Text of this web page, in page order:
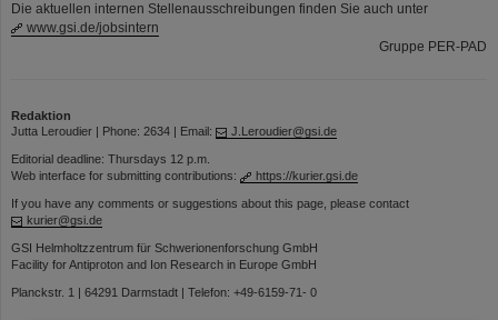
Die aktuellen internen Stellenausschreibungen finden Sie auch unter
www.gsi.de/jobsintern
Gruppe PER-PAD
Redaktion
Jutta Leroudier | Phone: 2634 | Email:
J.Leroudier@gsi.de
Editorial deadline: Thursdays 12 p.m.
Web interface for submitting contributions:
https://kurier.gsi.de
If you have any comments or suggestions about this page, please contact
kurier@gsi.de
GSI Helmholtzzentrum für Schwerionenforschung GmbH
Facility for Antiproton and Ion Research in Europe GmbH
Planckstr. 1 | 64291 Darmstadt | Telefon: +49-6159-71- 0